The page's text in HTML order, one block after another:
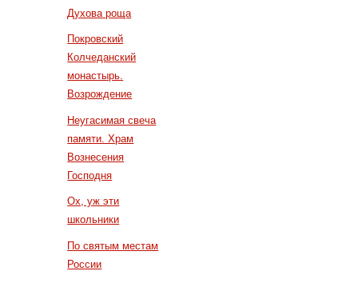
Духова роща
Покровский
Колчеданский
монастырь.
Возрождение
Неугасимая свеча
памяти. Храм
Вознесения
Господня
Ох, уж эти
школьники
По святым местам
России